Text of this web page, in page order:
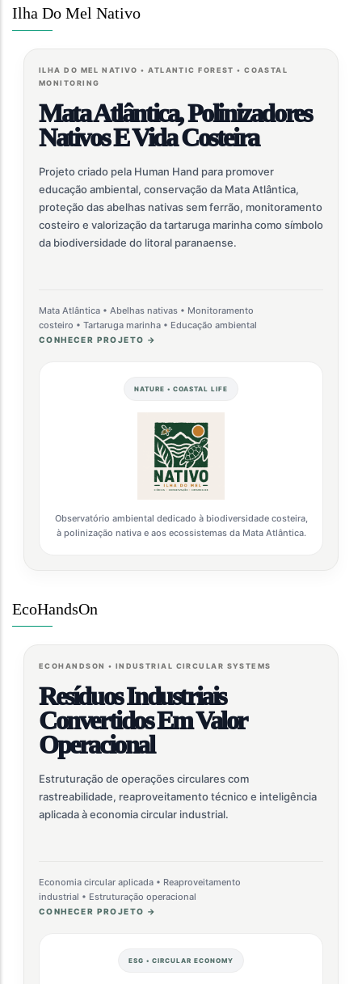
Ilha Do Mel Nativo
ILHA DO MEL NATIVO • ATLANTIC FOREST • COASTAL
MONITORING
Mata Atlântica, Polinizadores
Nativos E Vida Costeira
Projeto criado pela Human Hand para promover
educação ambiental, conservação da Mata Atlântica,
proteção das abelhas nativas sem ferrão, monitoramento
costeiro e valorização da tartaruga marinha como símbolo
da biodiversidade do litoral paranaense.
Mata Atlântica • Abelhas nativas • Monitoramento
costeiro • Tartaruga marinha • Educação ambiental
CONHECER PROJETO →
NATURE • COASTAL LIFE
Observatório ambiental dedicado à biodiversidade costeira,
à polinização nativa e aos ecossistemas da Mata Atlântica.
EcoHandsOn
ECOHANDSON • INDUSTRIAL CIRCULAR SYSTEMS
Resíduos Industriais
Convertidos Em Valor
Operacional
Estruturação de operações circulares com
rastreabilidade, reaproveitamento técnico e inteligência
aplicada à economia circular industrial.
Economia circular aplicada • Reaproveitamento
industrial • Estruturação operacional
CONHECER PROJETO →
ESG • CIRCULAR ECONOMY